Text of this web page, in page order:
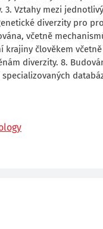
3. Vztahy mezi
diverzity pro
včetně
krajiny člověkem včetně
diverzity. 8.